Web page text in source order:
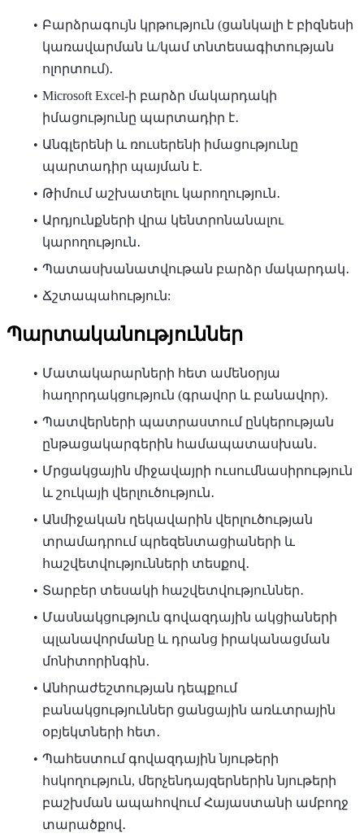
Բարձրագույն կրթություն (ցանկալի է բիզնեսի
կառավարման և/կամ տնտեսագիտության
ոլորտում)․
Microsoft Excel-ի բարձր մակարդակի
իմացությունը պարտադիր է․
Անգլերենի և ռուսերենի իմացությունը
պարտադիր պայման է.
Թիմում աշխատելու կարողություն․
Արդյունքների վրա կենտրոնանալու
կարողություն․
Պատասխանատվութան բարձր մակարդակ․
Ճշտապահություն:
Պարտականություններ
Մատակարարների հետ ամենօրյա
հաղորդակցություն (գրավոր և բանավոր)․
Պատվերների պատրաստում ընկերության
ընթացակարգերին համապատասխան․
Մրցակցային միջավայրի ուսումնասիրություն
և շուկայի վերլուծություն․
Անմիջական ղեկավարին վերլուծության
տրամադրում պրեզենտացիաների և
հաշվետվությունների տեսքով․
Տարբեր տեսակի հաշվետվություններ․
Մասնակցություն գովազդային ակցիաների
պլանավորմանը և դրանց իրականացման
մոնիտորինգին․
Անհրաժեշտության դեպքում
բանակցություններ ցանցային առևտրային
օբյեկտների հետ․
Պահեստում գովազդային նյութերի
հսկողություն, մերչենդայզերներին նյութերի
բաշխման ապահովում Հայաստանի ամբողջ
տարածքով․